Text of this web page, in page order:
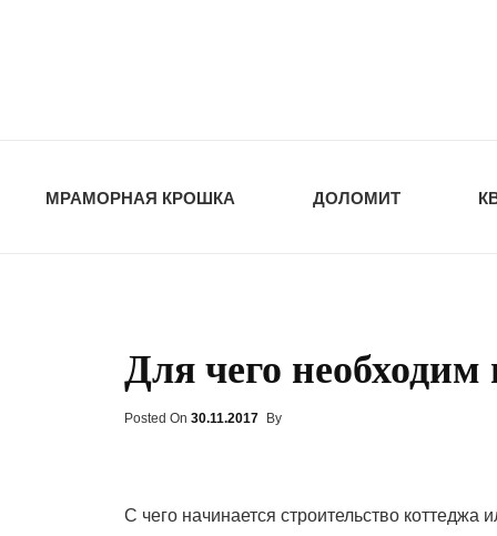
МРАМОРНАЯ КРОШКА ДОЛОМИТ
Для чего необходим
Posted On Posted
30.11.2017 By
С чего начинается строительство